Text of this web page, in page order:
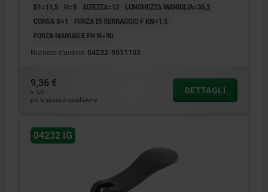
B1=11,5
H=9 ALTEZZA=13
LUNGHEZZA MANIGLIA=36,2
CORSA S=1
FORZA DI SERRAGGIO F KN=1,5
FORZA MANUALE FH N=90
Numero d’ordine: 04232-9511103
9,36 €
+ IVA
più le spese di spedizione
DETTAGLI
04232 IG